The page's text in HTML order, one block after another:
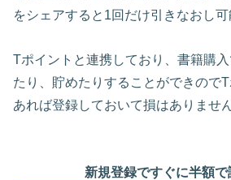
をシェアすると1回だけ引きなおし可
Tポイントと連携しており、書籍購
たり、貯めたりすることができので
あれば登録しておいて損はありません
新規登録ですぐに半額で